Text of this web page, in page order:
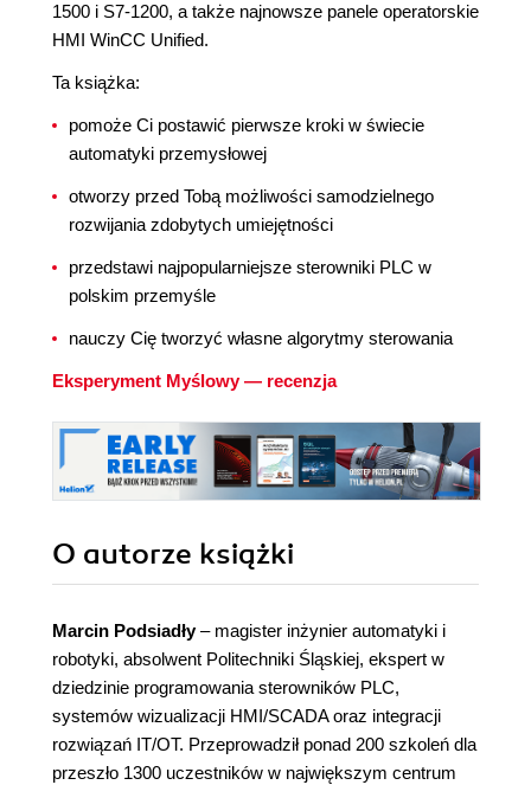
1500 i S7-1200, a także najnowsze panele operatorskie
HMI WinCC Unified.
Ta książka:
pomoże Ci postawić pierwsze kroki w świecie
automatyki przemysłowej
otworzy przed Tobą możliwości samodzielnego
rozwijania zdobytych umiejętności
przedstawi najpopularniejsze sterowniki PLC w
polskim przemyśle
nauczy Cię tworzyć własne algorytmy sterowania
Eksperyment Myślowy — recenzja
O autorze książki
Marcin Podsiadły– magister inżynier automatyki i
robotyki, absolwent Politechniki Śląskiej, ekspert w
dziedzinie programowania sterowników PLC,
systemów wizualizacji HMI/SCADA oraz integracji
rozwiązań IT/OT. Przeprowadził ponad 200 szkoleń dla
przeszło 1300 uczestników w największym centrum